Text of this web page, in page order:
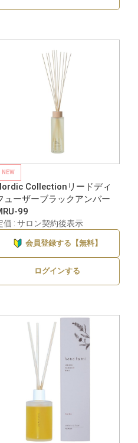
NEW
Collectionリードディ
ューザーブラックアンバー
99
価 : サロン契約後表示
会員登録する【無料】
ログインする